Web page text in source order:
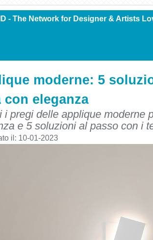
- The Network for Designer & Artists
moderne: 5
con eleganza
i pregi delle applique moderne
e 5 soluzioni al passo con i
il: 10-01-2023